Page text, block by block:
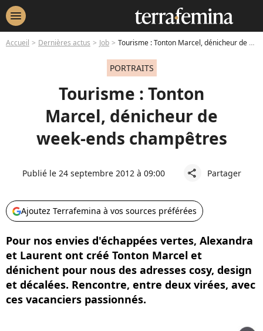
menu
Accueil Dernières actus Job Tourisme : Tonton Marcel, dénicheur de week-ends champêtres
PORTRAITS
Tourisme : Tonton
Marcel, dénicheur de
week-ends champêtres
Publié le 24 septembre 2012 à 09:00 share Partager
Ajoutez Terrafemina à vos sources préférées
Pour nos envies d'échappées vertes, Alexandra
et Laurent ont créé Tonton Marcel et
dénichent pour nous des adresses cosy, design
et décalées. Rencontre, entre deux virées, avec
ces vacanciers passionnés.